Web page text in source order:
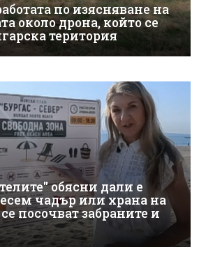
по изясняване на
около дрона, който се
територия
обясни дали е
чадър или храна на
посочват забраните и